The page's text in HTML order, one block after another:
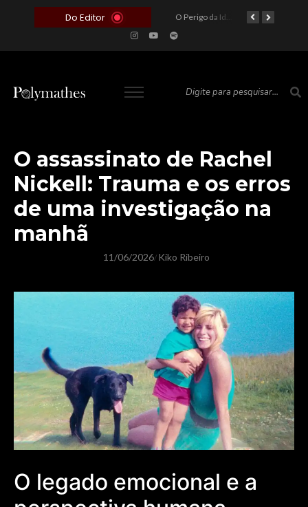
Do Editor
O Voto como Moeda: Clientelismo e o Analfabetismo Funcional Político no Brasil O Perigo da Ideologia Desenfreada na Justiça: Quando a Pauta Política Substitui a Pena Criminal
O assassinato de Rachel
Nickell: Trauma e os erros
de uma investigação na
manhã
11/06/2026/ Kiko Ribeiro
O legado emocional e a